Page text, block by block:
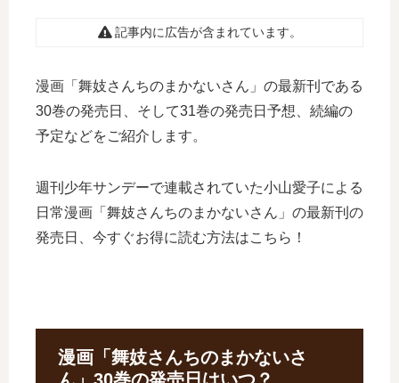
記事内に広告が含まれています。
漫画「舞妓さんちのまかないさん」の最新刊である
30巻の発売日、そして31巻の発売日予想、続編の
予定などをご紹介します。
週刊少年サンデーで連載されていた小山愛子による
日常漫画「舞妓さんちのまかないさん」の最新刊の
発売日、今すぐお得に読む方法はこちら！
漫画「舞妓さんちのまかないさ